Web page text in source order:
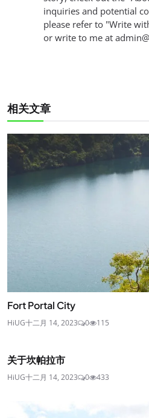
inquiries and potential
please refer to "Write
or write to me at
相关文章
Fort Portal City
HiUG十二月 14, 2023 0 115
关于坎帕拉市
HiUG十二月 14, 2023 0 433